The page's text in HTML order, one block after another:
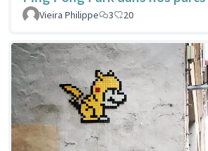
Vieira Philippe
3 20